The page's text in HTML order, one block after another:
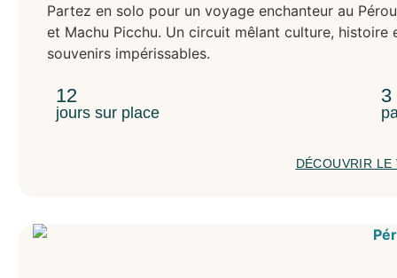
Partez en solo pour un voyage enchanteur au
et Machu Picchu. Un circuit mêlant culture,
souvenirs impérissables.
12
jours sur place
DÉCOUVRIR LE